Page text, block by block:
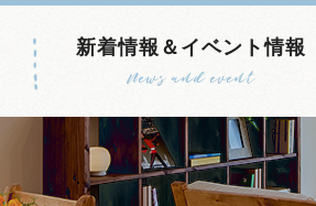
新着情報＆イベント情報
News and event